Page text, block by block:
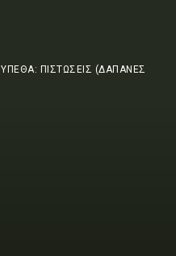
ΥΠΕΘΑ: ΠΙΣΤΩΣΕΙΣ (ΔΑΠΑΝΕΣ